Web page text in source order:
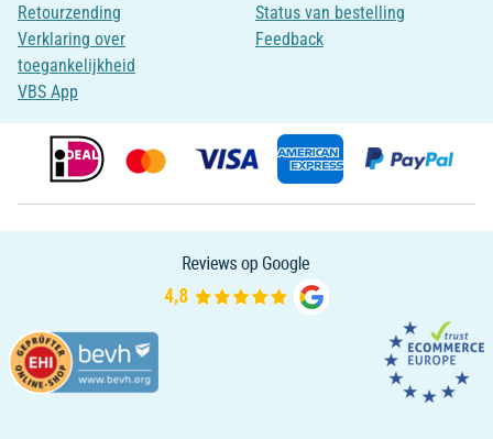
Retourzending
Verklaring over
toegankelijkheid
VBS App
Status van bestelling
Feedback